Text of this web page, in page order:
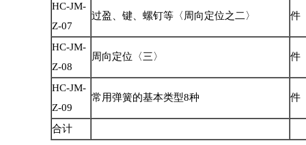
HC-JM-
Z-07
过盈、键、螺钉等〈周向定位之二〉 件
HC-JM-
Z-08
周向定位〈三〉 件
HC-JM-
Z-09
常用弹簧的基本类型8种 件
合计